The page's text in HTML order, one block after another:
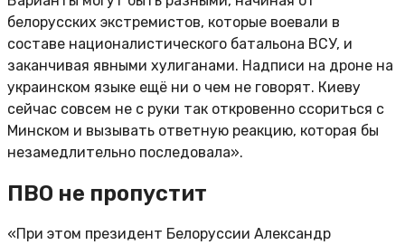
белорусских экстремистов, которые воевали в
составе националистического батальона ВСУ, и
заканчивая явными хулиганами. Надписи на дроне на
украинском языке ещё ни о чем не говорят. Киеву
сейчас совсем не с руки так откровенно ссориться с
Минском и вызывать ответную реакцию, которая бы
незамедлительно последовала».
ПВО не пропустит
«При этом президент Белоруссии Александр